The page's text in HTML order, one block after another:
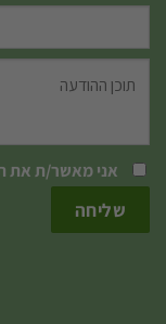
אני מאשר/ת את